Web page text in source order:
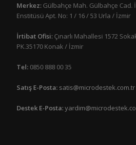
Merkez:Gülbahçe Mah. Gülbahçe Cad.
Enstitüsü Apt. No: 1 / 16 / 53 Urla / İzmir
İrtibat Ofisi: Çınarlı Mahallesi 1572
PK.35170 Konak / İzmir
Tel:0850 888 00 35
Satış E-Posta: satis@microdestek.com.tr
Destek E-Posta: